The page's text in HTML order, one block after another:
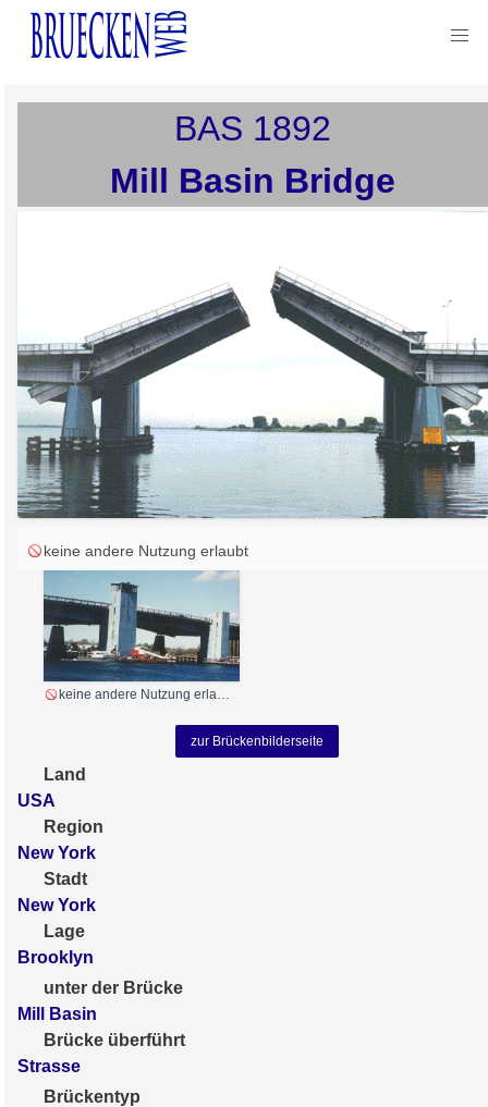
BAS 1892
Mill Basin Bridge
keine andere Nutzung erlaubt
keine andere Nutzung erlaubt
zur Brückenbilderseite
Land
USA
Region
New York
Stadt
New York
Lage
Brooklyn
unter der Brücke
Mill Basin
Brücke überführt
Strasse
Brückentyp